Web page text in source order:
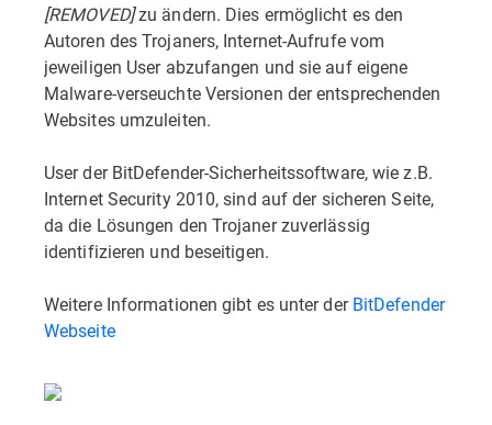
[REMOVED]zu ändern. Dies ermöglicht es den
Autoren des Trojaners, Internet-Aufrufe vom
jeweiligen User abzufangen und sie auf eigene
Malware-verseuchte Versionen der entsprechenden
Websites umzuleiten.
User der BitDefender-Sicherheitssoftware, wie z.B.
Internet Security 2010, sind auf der sicheren Seite,
da die Lösungen den Trojaner zuverlässig
identifizieren und beseitigen.
Weitere Informationen gibt es unter derBitDefender
Webseite